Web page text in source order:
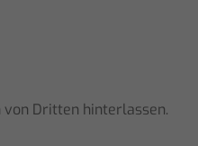
Dritten hinterlassen.